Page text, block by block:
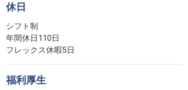
休日
シフト制
年間休日110日
フレックス休暇5日
福利厚生